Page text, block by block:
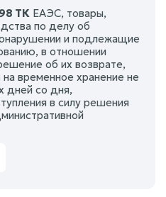
ТК ЕАЭС, товары,
по делу об
и подлежащие
в отношении
об их возврате,
временное хранение не
дней со дня,
в силу решения